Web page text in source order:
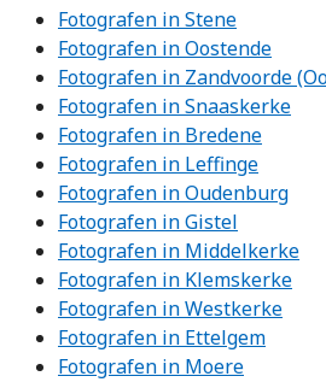
Fotografen in Stene
Fotografen in Oostende
Fotografen in Zandvoorde
Fotografen in Snaaskerke
Fotografen in Bredene
Fotografen in Leffinge
Fotografen in Oudenburg
Fotografen in Gistel
Fotografen in Middelkerke
Fotografen in Klemskerke
Fotografen in Westkerke
Fotografen in Ettelgem
Fotografen in Moere